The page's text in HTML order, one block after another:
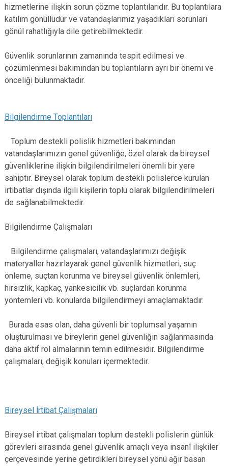
hizmetlerine ilişkin sorun çözme toplantılarıdır. Bu toplantılara
katılım gönüllüdür ve vatandaşlarımız yaşadıkları sorunları
gönül rahatlığıyla dile getirebilmektedir.
Güvenlik sorunlarının zamanında tespit edilmesi ve
çözümlenmesi bakımından bu toplantıların ayrı bir önemi ve
önceliği bulunmaktadır.
Bilgilendirme Toplantıları
Toplum destekli polislik hizmetleri bakımından
vatandaşlarımızın genel güvenliğe, özel olarak da bireysel
güvenliklerine ilişkin bilgilendirilmeleri önemli bir yere
sahiptir. Bireysel olarak toplum destekli polislerce kurulan
irtibatlar dışında ilgili kişilerin toplu olarak bilgilendirilmeleri
de sağlanabilmektedir.
Bilgilendirme Çalışmaları
Bilgilendirme çalışmaları, vatandaşlarımızı değişik
materyaller hazırlayarak genel güvenlik hizmetleri, suç
önleme, suçtan korunma ve bireysel güvenlik önlemleri,
hırsızlık, kapkaç, yankesicilik vb. suçlardan korunma
yöntemleri vb. konularda bilgilendirmeyi amaçlamaktadır.
Burada esas olan, daha güvenli bir toplumsal yaşamın
oluşturulması ve bireylerin genel güvenliğin sağlanmasında
daha aktif rol almalarının temin edilmesidir. Bilgilendirme
çalışmaları, değişik konuları içermektedir.
Bireysel İrtibat Çalışmaları
Bireysel irtibat çalışmaları toplum destekli polislerin günlük
görevleri sırasında genel güvenlik amaçlı veya insanî ilişkiler
çerçevesinde yerine getirdikleri bireysel yönü ağır basan